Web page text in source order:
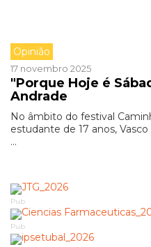
Opinião
17 novembro 2025
"Porque Hoje é
Andrade
No âmbito do festival
estudante de 17 anos,
...
Pub
Pub